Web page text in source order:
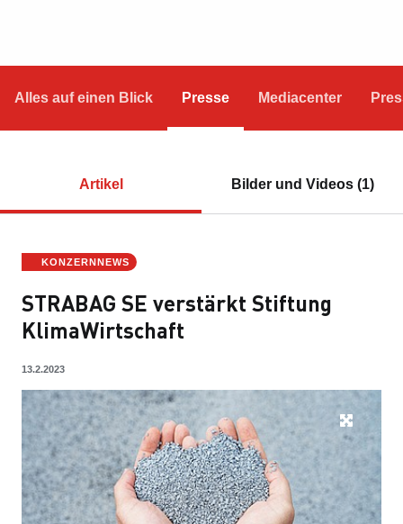
Alles auf einen Blick Presse Mediacenter
Artikel Bilder und Videos (1)
KONZERNNEWS
STRABAG SE verstärkt Stiftung
KlimaWirtschaft
13.2.2023